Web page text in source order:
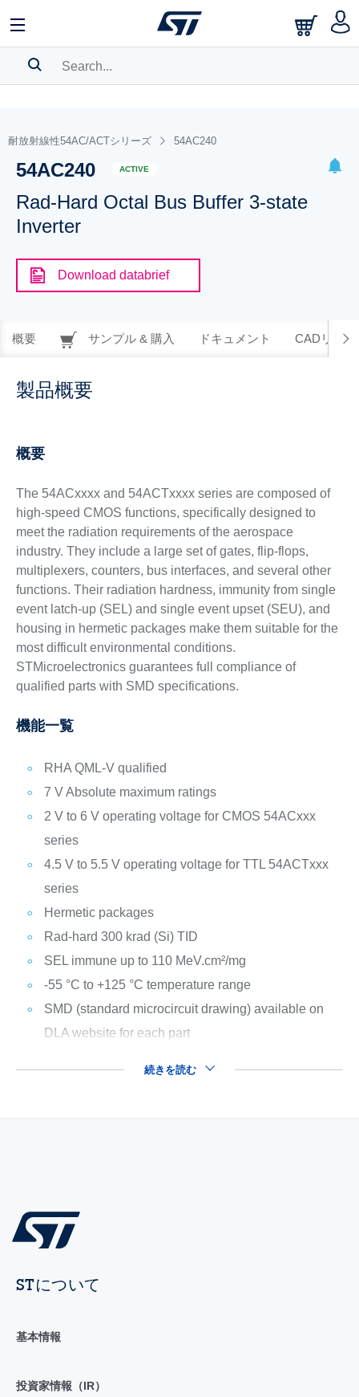
BOOKMARK
Pleaselog into show your saved searches.
耐放射線性54AC/ACTシリーズ 54AC240
54AC240 ACTIVE
Rad-Hard Octal Bus Buffer 3-state
Inverter
Download databrief
概要 サンプル & 購入 ドキュメント CADリソー
製品概要
概要
The 54ACxxxx and 54ACTxxxx series are composed of
high-speed CMOS functions, specifically designed to
meet the radiation requirements of the aerospace
industry. They include a large set of gates, flip-flops,
multiplexers, counters, bus interfaces, and several other
functions. Their radiation hardness, immunity from single
event latch-up (SEL) and single event upset (SEU), and
housing in hermetic packages make them suitable for the
most difficult environmental conditions.
STMicroelectronics guarantees full compliance of
qualified parts with SMD specifications.
機能一覧
RHA QML-V qualified
7 V Absolute maximum ratings
2 V to 6 V operating voltage for CMOS 54ACxxx
series
4.5 V to 5.5 V operating voltage for TTL 54ACTxxx
series
Hermetic packages
Rad-hard 300 krad (Si) TID
SEL immune up to 110 MeV.cm²/mg
-55 °C to +125 °C temperature range
SMD (standard microcircuit drawing) available on
DLA website for each part
続きを読む
STについて
基本情報
投資家情報（IR）